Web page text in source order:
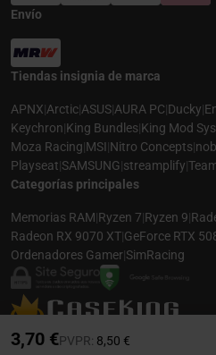
PVPR: Precio rebajado desde
8,50 €
3,70 €
Envío
Tiendas insignia de marca
APNX|Arctic|ASUS|AURA PC|Ducky|
Keychron|King Bundles|King Mod
Moza Racing|MSI|Nitro Concepts|
Playseat|SAMSUNG|streamplify|
Categorías principales
Memorias RAM|Ryzen 7|Ryzen 9|
Radeon RX 9070 XT|GeForce RTX
Ordenadores Gamer|SimRacing
© 2026 CASEKING ESPAÑA. TODOS LOS
FOTOS PUEDEN NO COINCIDIR CON LA